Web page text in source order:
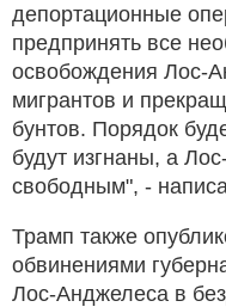
депортационные
предпринять все
освобождения Лос-
мигрантов и
бунтов. Порядок
будут изгнаны, а
свободным", -
Трамп также
обвинениями
Лос-Анджелеса в